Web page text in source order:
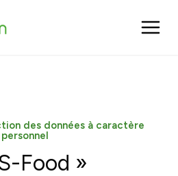
des données à caractère
personnel
Food »